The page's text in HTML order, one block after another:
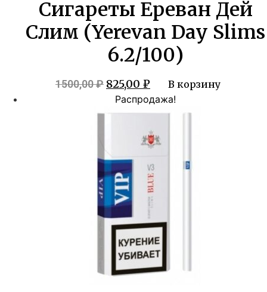
Сигареты Ереван Дей
Слим (Yerevan Day Slims
6.2/100)
1500,00₽ Первоначальная
цена
составляла
1500,00 ₽.
825,00 ₽ Текущая
цена:
825,00 ₽.
В корзину
Распродажа!